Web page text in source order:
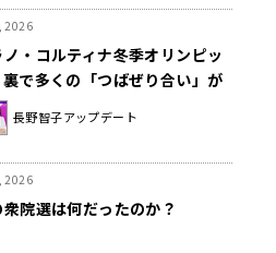
2026
ノ・コルティナ冬季オリンピッ
裏で多くの「つばぜり合い」が
いた
長野智子アップデート
2026
衆院選は何だったのか？